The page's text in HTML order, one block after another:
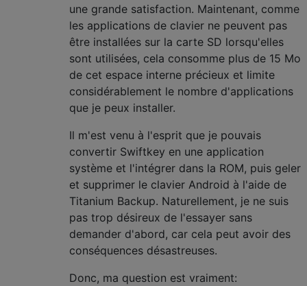
une grande satisfaction. Maintenant, comme
les applications de clavier ne peuvent pas
être installées sur la carte SD lorsqu'elles
sont utilisées, cela consomme plus de 15 Mo
de cet espace interne précieux et limite
considérablement le nombre d'applications
que je peux installer.
Il m'est venu à l'esprit que je pouvais
convertir Swiftkey en une application
système et l'intégrer dans la ROM, puis geler
et supprimer le clavier Android à l'aide de
Titanium Backup. Naturellement, je ne suis
pas trop désireux de l'essayer sans
demander d'abord, car cela peut avoir des
conséquences désastreuses.
Donc, ma question est vraiment: